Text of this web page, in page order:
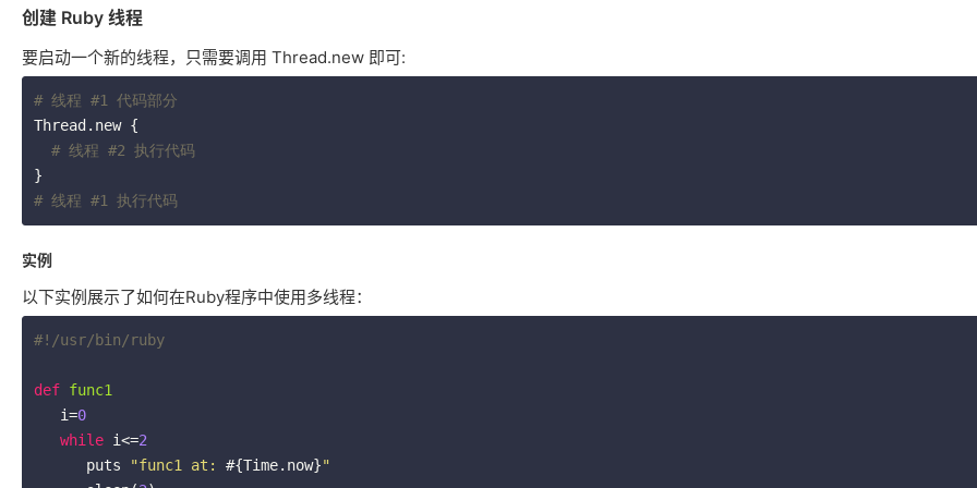
创建 Ruby 线程
要启动一个新的线程，只需要调用 Thread.new 即可:
# 线程 #1 代码部分
Thread.new {
# 线程 #2 执行代码
# 线程 #1 执行代码
实例
以下实例展示了如何在Ruby程序中使用多线程：
#!/usr/bin/ruby
def func1
   i=
0
while i<=2
      puts
"func1 at: #{Time.now}"